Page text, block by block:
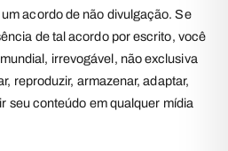
acordo de não divulgação. Se
de tal acordo por escrito, você
irrevogável, não exclusiva
reproduzir, armazenar, adaptar,
seu conteúdo em qualquer mídia